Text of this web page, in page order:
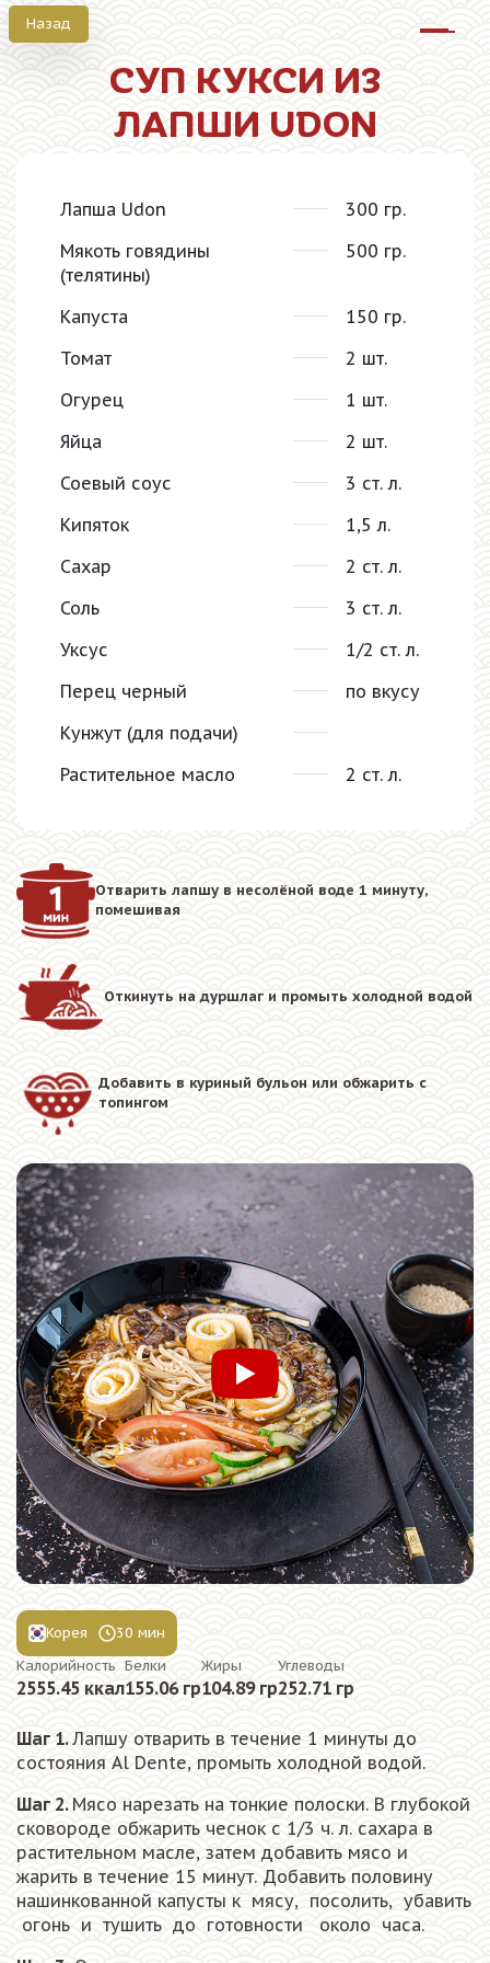
Назад
СУП КУКСИ ИЗ
ЛАПШИ UDON
Смотреть видео
Корея
30 мин
Калорийность
2555.45 ккал
Белки
155.06 гр
Жиры
104.89 гр
Углеводы
252.71 гр
Шаг 1.Лапшу отварить в течение 1 минуты до
состояния Al Dente, промыть холодной водой.
Шаг 2. Мясо нарезать на тонкие полоски. В глубокой
сковороде обжарить чеснок с 1/3 ч. л. сахара в
растительном масле, затем добавить мясо и
жарить в течение 15 минут. Добавить половину
нашинкованной капусты к мясу, посолить, убавить
огонь и тушить до готовности около часа.
Лапша Udon
300 гр.
Мякоть говядины
(телятины)
500 гр.
Капуста
150 гр.
Томат
2 шт.
Огурец
1 шт.
Яйца
2 шт.
Соевый соус
3 ст. л.
Кипяток
1,5 л.
Сахар
2 ст. л.
Соль
3 ст. л.
Уксус
1/2 ст. л.
Перец черный
по вкусу
Кунжут (для подачи)
Растительное масло
2 ст. л.
Отварить лапшу в несолёной воде 1 минуту,
помешивая
Откинуть на дуршлаг и промыть холодной водой
Добавить в куриный бульон или обжарить с
топингом